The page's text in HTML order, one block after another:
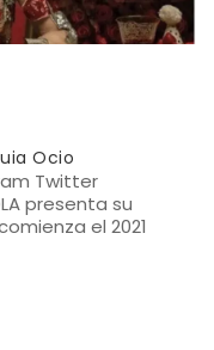
Ocio
Twitter
presenta su
el 2021